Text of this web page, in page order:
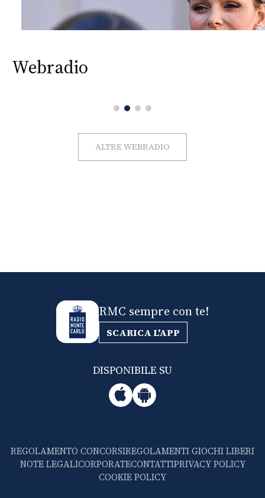
Webradio
ALTRE WEBRADIO
RMC sempre con te!
SCARICA L'APP
DISPONIBILE SU
REGOLAMENTO CONCORSIREGOLAMENTI GIOCHI LIBERI
NOTE LEGALICORPORATECONTATTIPRIVACY POLICY
COOKIE POLICY